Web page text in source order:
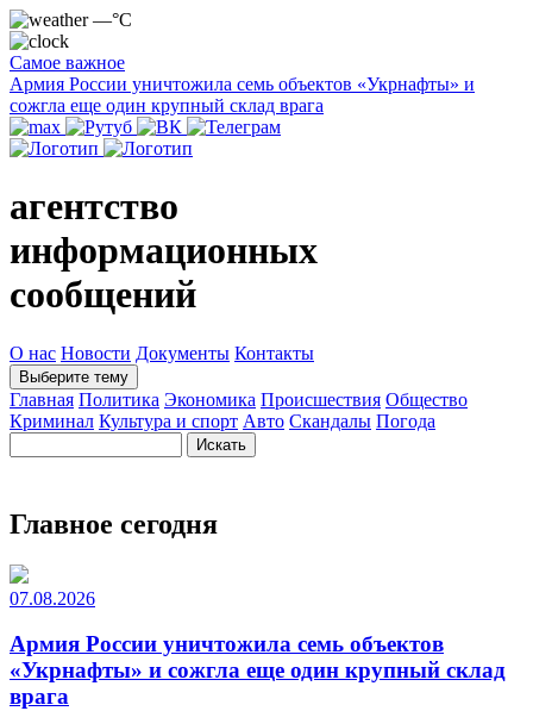
—°C
Самое важное
Армия России уничтожила семь объектов «Укрнафты» и
сожгла еще один крупный склад врага
агентство
информационных
сообщений
О нас Новости Документы Контакты
Выберите тему
Главная Политика Экономика Происшествия Общество
Криминал Культура и спорт Авто Скандалы Погода
Главное сегодня
07.08.2026
Армия России уничтожила семь объектов
«Укрнафты» и сожгла еще один крупный склад
врага